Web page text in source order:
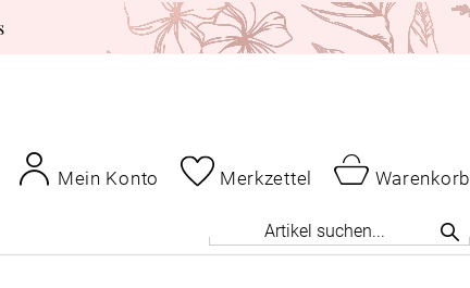
Mein Konto Merkzettel
Warenkorb